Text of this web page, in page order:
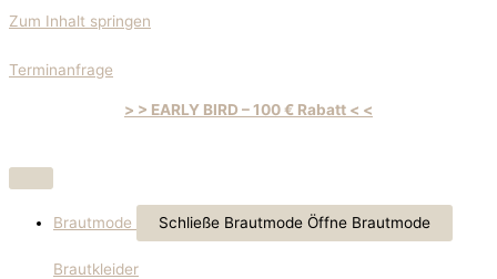
Zum Inhalt springen
Terminanfrage
> > EARLY BIRD – 100 € Rabatt < <
Brautmode Schließe Brautmode Öffne Brautmode
Brautkleider